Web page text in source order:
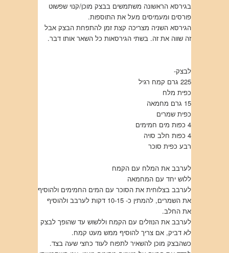
בגירסא הראשונה משתמשים בבצק מוכן/קנוי שפשוט
פורסים ומעמיסים מעל את התוספות.
הגירסא השניה מצריכה קצת זמן להתפחת הבצק אבל
זה שווה את זה. בשתי הגירסאות כל השאר אותו דבר.
לבצק-
225 גרם קמח רגיל
כפית מלח
15 גרם מחמאה
כפית שמרים
4 כפות מים חמימים
4 כפות חלב סויה
רבע כפית סוכר
לערבב את המלח עם הקמח
ללוש יחד עם המחמאה
לערבב בצלוחית את הסוכר עם המים החמימים ולהוסיף
את השמרים, להמתין כ- 10-15 דקות לערבב ולהוסיף
את החלב.
לערבב את הנוזלים עם הקמח וללשוש עד שהופך לבצק
לא דביק, אם צריך להוסיף ממש מעט קמח.
כשהבצק מוכן להשאיר לתפוח לעוד כחצי שעה בצד.